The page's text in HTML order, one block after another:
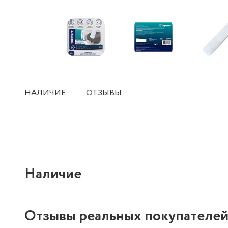
НАЛИЧИЕ ОТЗЫВЫ
Наличие
Отзывы реальных покупателей